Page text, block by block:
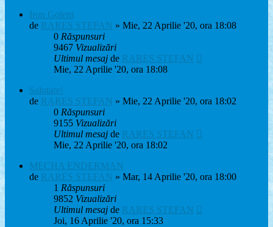
Iron Golem
de RARES STEFAN » Mie, 22 Aprilie '20, ora 18:08
0 Răspunsuri
9467 Vizualizări
Ultimul mesaj de RARES STEFAN
Mie, 22 Aprilie '20, ora 18:08
Salutare!
de RARES STEFAN » Mie, 22 Aprilie '20, ora 18:02
0 Răspunsuri
9155 Vizualizări
Ultimul mesaj de RARES STEFAN
Mie, 22 Aprilie '20, ora 18:02
MECHA ENDERMAN
de RARES STEFAN » Mar, 14 Aprilie '20, ora 18:00
1 Răspunsuri
9852 Vizualizări
Ultimul mesaj de RARES STEFAN
Joi, 16 Aprilie '20, ora 15:33